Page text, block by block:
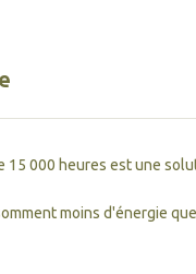
000 heures est une
moins d'énergie